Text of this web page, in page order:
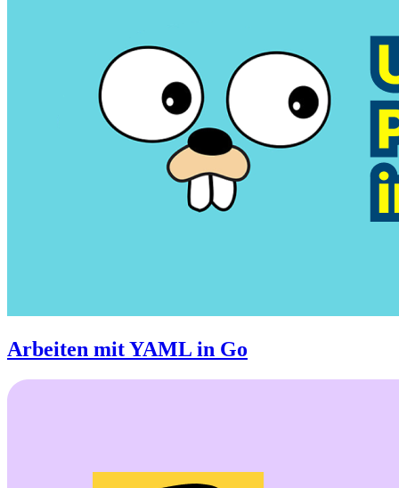
Arbeiten mit YAML in Go